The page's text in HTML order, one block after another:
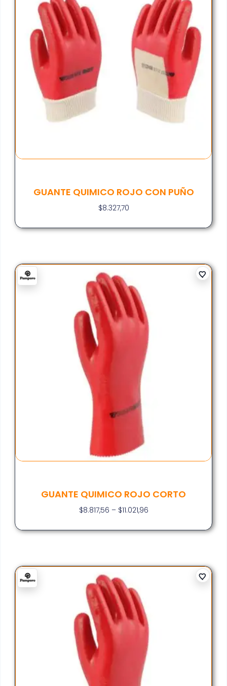
GUANTE QUIMICO ROJO CON PUÑO
$8.327,70
GUANTE QUIMICO ROJO CORTO
$8.817,56 – $11.021,96